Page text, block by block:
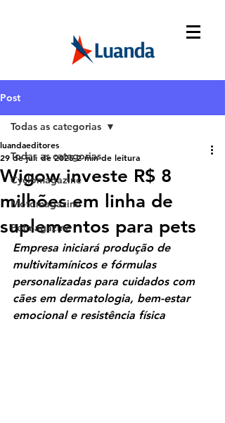
Post
Todas as categorias
Cyclomagazine
Motomagazine
Petmagazine
Todas as categorias
Wigow investe R$ 8
milhões em linha de
suplementos para pets
luandaeditores
29 de jul. de 2025 2 min de leitura
Empresa iniciará produção de
multivitamínicos e fórmulas
personalizadas para cuidados com
cães em dermatologia, bem-estar
emocional e resistência física